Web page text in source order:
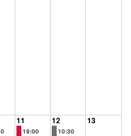
11
19:00
12
10:30
13